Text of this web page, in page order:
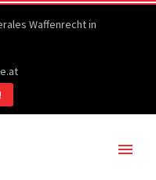
Waffenrecht in